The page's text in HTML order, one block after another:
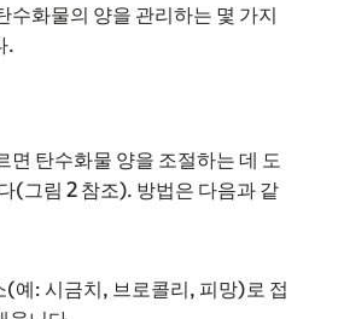
수화물의 양을 관리하는 몇 가지
.
면 탄수화물 양을 조절하는 데 도
(그림 2 참조). 방법은 다음과 같
(예: 시금치, 브로콜리, 피망)로 접